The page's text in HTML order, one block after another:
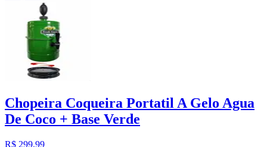
Chopeira Coqueira Portatil A Gelo Agua
De Coco + Base Verde
R$ 299,99